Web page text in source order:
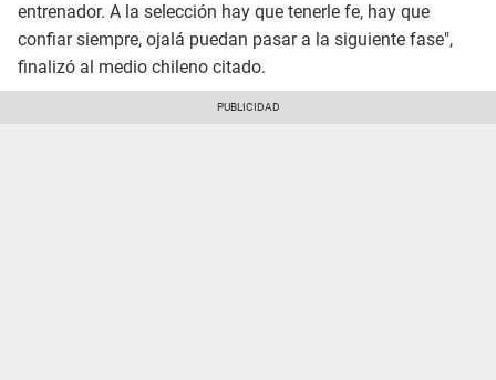
entrenador. A la selección hay que tenerle fe, hay que
confiar siempre, ojalá puedan pasar a la siguiente fase",
finalizó al medio chileno citado.